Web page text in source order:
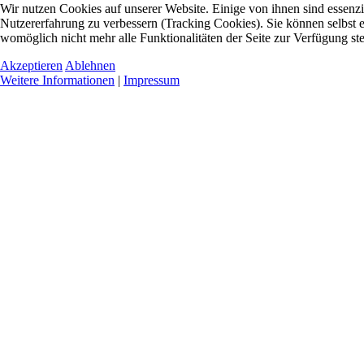
Wir nutzen Cookies auf unserer Website. Einige von ihnen sind
Nutzererfahrung zu verbessern (Tracking Cookies). Sie können
womöglich nicht mehr alle Funktionalitäten der Seite zur Verfügung
Akzeptieren Ablehnen
Weitere Informationen | Impressum